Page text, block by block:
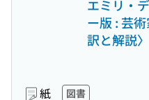
エミリ・
ー版 : 芸
訳と解説〉
紙 図書